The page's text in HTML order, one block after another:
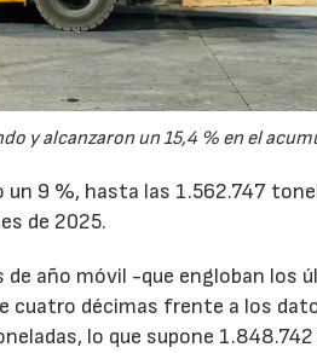
y alcanzaron un 15,4 % en el
9 %, hasta las 1.562.747
de 2025.
de año móvil -que engloban los
cuatro décimas frente a los
lo que supone